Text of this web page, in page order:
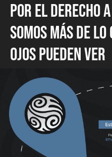
Por el derecho
somos más de
ojos pueden ver